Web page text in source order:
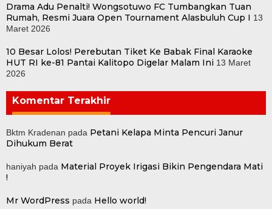
Drama Adu Penalti! Wongsotuwo FC Tumbangkan Tuan
Rumah, Resmi Juara Open Tournament Alasbuluh Cup I 13
Maret 2026
10 Besar Lolos! Perebutan Tiket Ke Babak Final Karaoke
HUT RI ke-81 Pantai Kalitopo Digelar Malam Ini 13 Maret
2026
Komentar Terakhir
Bktm Kradenan pada Petani Kelapa Minta Pencuri Janur
Dihukum Berat
haniyah pada Material Proyek Irigasi Bikin Pengendara Mati
!
Mr WordPress pada Hello world!